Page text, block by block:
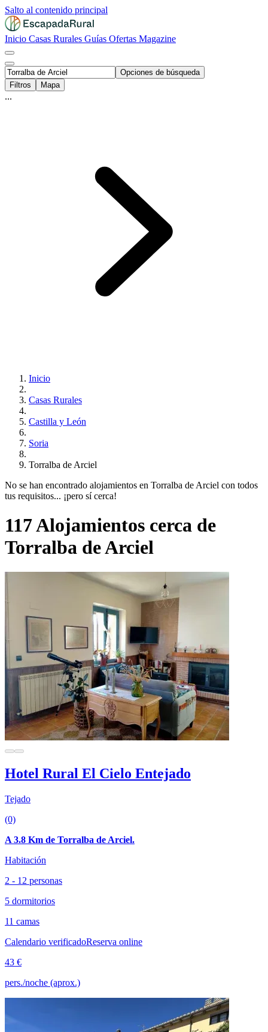
Salto al contenido principal
Inicio Casas Rurales Guías Ofertas Magazine
Opciones de búsqueda
Filtros
Mapa
...
Inicio
Casas Rurales
Castilla y León
Soria
Torralba de Arciel
No se han encontrado alojamientos en Torralba de Arciel con todos
tus requisitos... ¡pero sí cerca!
117 Alojamientos cerca de
Torralba de Arciel
Hotel Rural El Cielo Entejado
Tejado
(0)
A 3.8 Km de Torralba de Arciel.
Habitación
2 - 12 personas
5 dormitorios
11 camas
Calendario verificadoReserva online
43 €
pers./noche (aprox.)